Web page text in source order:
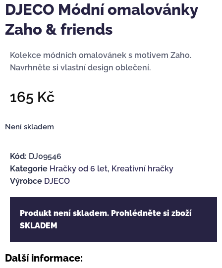
DJECO Módní omalovánky
Zaho & friends
Kolekce módních omalovánek s motivem Zaho.
Navrhněte si vlastní design oblečení.
165 Kč
Není skladem
Kód: DJ09546
Kategorie Hračky od 6 let, Kreativní hračky
Výrobce DJECO
Produkt není skladem. Prohlédněte si zboží
SKLADEM
Další informace: